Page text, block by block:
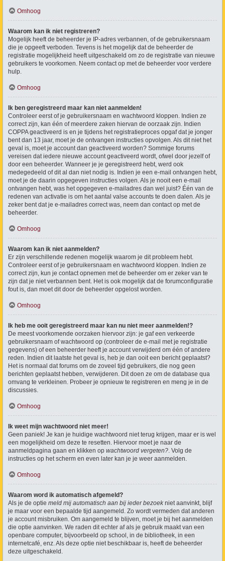
Omhoog
Waarom kan ik niet registreren?
Mogelijk heeft de beheerder je IP-adres verbannen, of de gebruikersnaam
die je opgeeft verboden. Tevens is het mogelijk dat de beheerder de
registratie mogelijkheid heeft uitgeschakeld om zo de registratie van nieuwe
gebruikers te voorkomen. Neem contact op met de beheerder voor verdere
hulp.
Omhoog
Ik ben geregistreerd maar kan niet aanmelden!
Controleer eerst of je gebruikersnaam en wachtwoord kloppen. Indien ze
correct zijn, kan één of meerdere zaken hiervan de oorzaak zijn. Indien
COPPA geactiveerd is en je tijdens het registratieproces opgaf dat je jonger
bent dan 13 jaar, moet je de ontvangen instructies opvolgen. Als dit niet het
geval is, moet je account dan geactiveerd worden? Sommige forums
vereisen dat iedere nieuwe account geactiveerd wordt, ofwel door jezelf of
door een beheerder. Wanneer je je geregistreerd hebt, werd ook
medegedeeld of dit al dan niet nodig is. Indien je een e-mail ontvangen hebt,
moet je de daarin opgegeven instructies volgen. Als je nooit een e-mail
ontvangen hebt, was het opgegeven e-mailadres dan wel juist? Één van de
redenen van activatie is om het aantal valse accounts te doen dalen. Als je
zeker bent dat je e-mailadres correct was, neem dan contact op met de
beheerder.
Omhoog
Waarom kan ik niet aanmelden?
Er zijn verschillende redenen mogelijk waarom je dit probleem hebt.
Controleer eerst of je gebruikersnaam en wachtwoord kloppen. Indien ze
correct zijn, kun je contact opnemen met de beheerder om er zeker van te
zijn dat je niet verbannen bent. Het is ook mogelijk dat de forumconfiguratie
fout is, dan moet dit door de beheerder opgelost worden.
Omhoog
Ik heb me ooit geregistreerd maar kan nu niet meer aanmelden!?
De meest voorkomende oorzaken hiervoor zijn: je gaf een verkeerde
gebruikersnaam of wachtwoord op (controleer de e-mail met je registratie
gegevens) of een beheerder heeft je account verwijderd om één of andere
reden. Indien dit laatste het geval is, heb je dan ooit een bericht geplaatst?
Het is normaal dat forums om de zoveel tijd gebruikers, die nog geen
berichten geplaatst hebben, verwijderen. Dit doen ze om de database qua
omvang te verkleinen. Probeer je opnieuw te registreren en meng je in de
discussies.
Omhoog
Ik weet mijn wachtwoord niet meer!
Geen paniek! Je kan je huidige wachtwoord niet terug krijgen, maar er is wel
een mogelijkheid om deze te resetten. Hiervoor moet je naar de
aanmeldpagina gaan en klikken op wachtwoord vergeten?. Volg de
instructies op het scherm en even later kan je je weer aanmelden.
Omhoog
Waarom word ik automatisch afgemeld?
Als je de optie meld mij automatisch aan bij ieder bezoek niet aanvinkt, blijf
je maar voor een bepaalde tijd aangemeld. Zo wordt vermeden dat anderen
je account misbruiken. Om aangemeld te blijven, moet je bij het aanmelden
die optie aanvinken. We raden dit echter af als je gebruik maakt van een
openbare computer, bijvoorbeeld op school, in de bibliotheek, in een
internetcafé, enz. Als deze optie niet beschikbaar is, heeft de beheerder
deze uitgeschakeld.